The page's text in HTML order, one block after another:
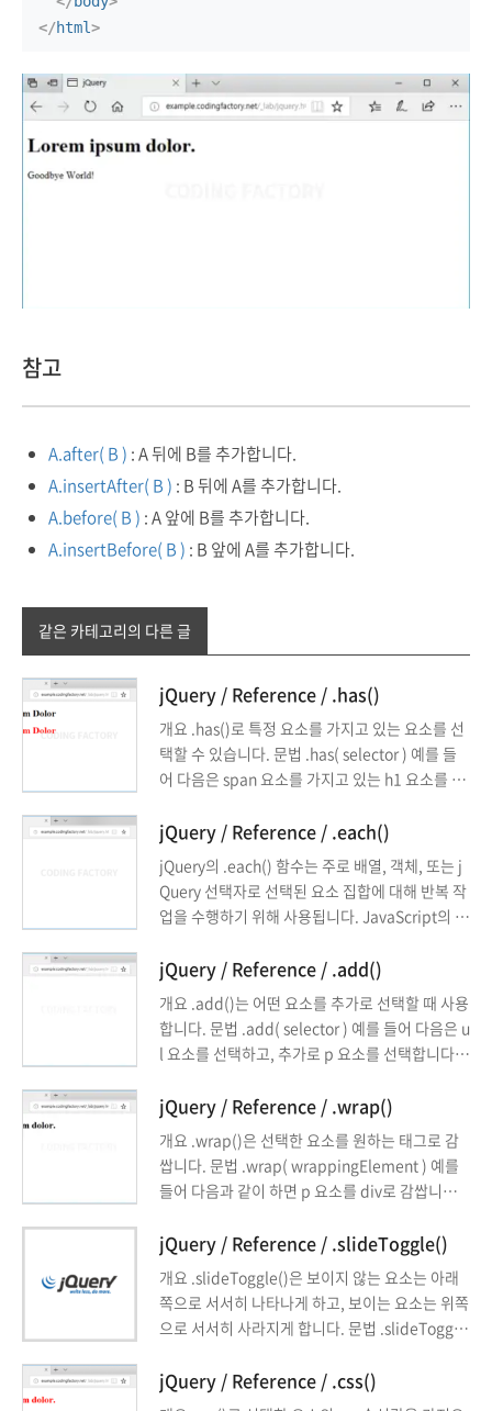
</html>
참고
A.after( B ) : A 뒤에 B를 추가합니다.
A.insertAfter( B ) : B 뒤에 A를 추가합니다.
A.before( B ) : A 앞에 B를 추가합니다.
A.insertBefore( B ) : B 앞에 A를 추가합니다.
같은 카테고리의 다른 글
jQuery / Reference / .has()
개요 .has()로 특정 요소를 가지고 있는 요소를 선
택할 수 있습니다. 문법 .has( selector ) 예를 들
어 다음은 span 요소를 가지고 있는 h1 요소를 를
소를 포함하고 있는 h1 요소의 글자색을 빨간색으
로 만듭니다. <!doctype html> <html lang="k
o"> <head> <meta charset="utf-8"> <title>j
Query</title> <script ...
jQuery / Reference / .each()
jQuery의 .each() 함수는 주로 배열, 객체, 또는 j
Query 선택자로 선택된 요소 집합에 대해 반복 작
업을 수행하기 위해 사용됩니다. JavaScript의 fo
성과 통합된 방식으로 작동합니다.
jQuery / Reference / .add()
개요 .add()는 어떤 요소를 추가로 선택할 때 사용
합니다. 문법 .add( selector ) 예를 들어 다음은 u
l 요소를 선택하고, 추가로 p 요소를 선택합니다.
가로 p 요소를 선택한 후 색을 빨간색으로 만듭니
다. <!doctype html> <html lang="ko"> <hea
d> <meta charset="utf-8"> <title>jQuery</ti
tle> <script src="//code.jquery.com/jquery-
3.3.1.min.js"></script> ...
jQuery / Reference / .wrap()
개요 .wrap()은 선택한 요소를 원하는 태그로 감
쌉니다. 문법 .wrap( wrappingElement ) 예를
들어 다음과 같이 하면 p 요소를 div로 감쌉니다.
추가할 수도 있습니다. $( 'p' ).wrap( '<div id
="ab" class="cd"></div>' ); 여러 태그로 감쌀
수도 있습니다. $( 'p' ).wrap( '<div><strong></
strong></div>' ); 예제 클래스의 값이 a인 p 요소
를 blockquote 태그로 감쌉니다. <!doctype ht
jQuery / Reference / .slideToggle()
개요 .slideToggle()은 보이지 않는 요소는 아래
쪽으로 서서히 나타나게 하고, 보이는 요소는 위쪽
으로 서서히 사라지게 합니다. 문법 .slideToggle
리는 시간입니다. 단위는 1/1000초, 기본값은 40
0입니다. fast나 slow로 정할 수 있습니다. fast는
jQuery / Reference / .css()